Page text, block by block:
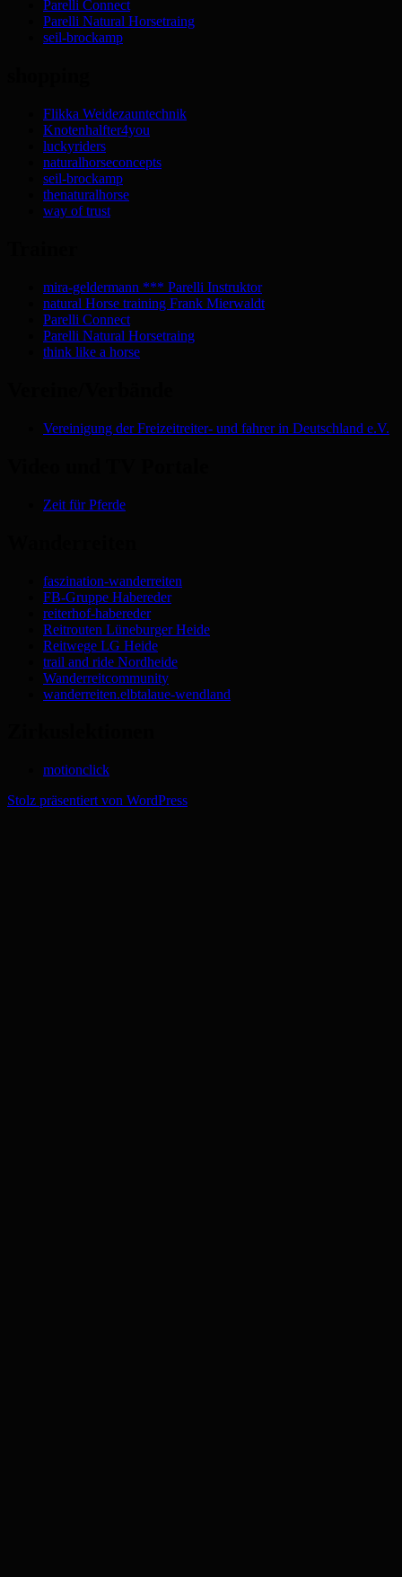
Parelli Connect
Parelli Natural Horsetraing
seil-brockamp
Flikka Weidezauntechnik
Knotenhalfter4you
luckyriders
naturalhorseconcepts
seil-brockamp
thenaturalhorse
way of trust
mira-geldermann *** Parelli Instruktor
natural Horse training Frank Mierwaldt
Parelli Connect
Parelli Natural Horsetraing
think like a horse
Vereinigung der Freizeitreiter- und fahrer in Deutschland e.V.
Zeit für Pferde
faszination-wanderreiten
FB-Gruppe Habereder
reiterhof-habereder
Reitrouten Lüneburger Heide
Reitwege LG Heide
trail and ride Nordheide
Wanderreitcommunity
wanderreiten.elbtalaue-wendland
motionclick
Stolz präsentiert von WordPress